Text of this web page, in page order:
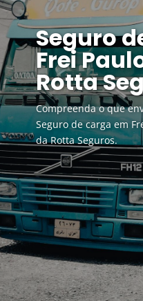
Seguro
Frei
Rotta
Compreenda o que
Seguro de carga em
da Rotta Seguros.